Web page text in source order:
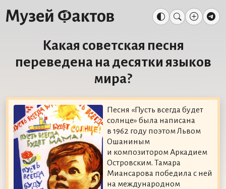
Какая советская песня
переведена на десятки языков
мира?
Песня «Пусть всегда будет
солнце» была написана
в 1962 году поэтом Львом
Ошаниным
и композитором Аркадием
Островским. Тамара
Миансарова победила с ней
на международном